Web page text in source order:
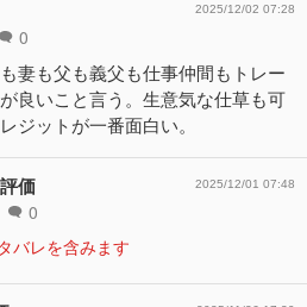
0
2025/12/02 07:28
妻も父も義父も仕事仲間もトレー
良いこと言う。生意気な仕草も可
ジットが一番面白い。
価
0
2025/12/01 07:48
バレを含みます